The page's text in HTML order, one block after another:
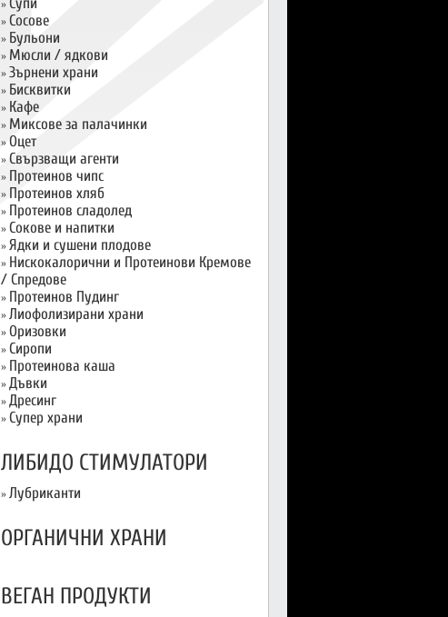
»
» Сосове
» Бульони
» Мюсли / ядкови
» Зърнени храни
» Бисквитки
» Кафе
» Миксове за палачинки
» Оцет
» Свързващи агенти
» Протеинов чипс
» Протеинов хляб
» Протеинов сладолед
» Сокове и напитки
» Ядки и сушени плодове
» Нискокалорични и Протеинови Кремове
/ Спредове
» Протеинов Пудинг
» Лиофолизирани храни
» Оризовки
» Сиропи
» Протеинова каша
» Дъвки
» Дресинг
» Супер храни
ЛИБИДО СТИМУЛАТОРИ
» Лубриканти
ОРГАНИЧНИ ХРАНИ
ВЕГАН ПРОДУКТИ